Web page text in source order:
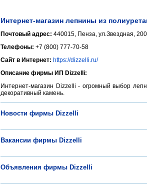
Интернет-магазин лепнины из
Почтовый адрес: 440015, Пенза, ул.Звездная, 200
Телефоны: +7 (800) 777-70-58
Сайт в Интернет: https://dizzelli.ru/
Описание фирмы ИП Dizzelli:
Интернет-магазин Dizzelli - огромный выбор
декоративный камень.
Новости фирмы Dizzelli
Вакансии фирмы Dizzelli
Объявления фирмы Dizzelli